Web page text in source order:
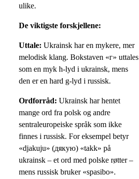
ulike.
De viktigste forskjellene:
Uttale: Ukrainsk har en mykere, mer
melodisk klang. Bokstaven «г» uttales
som en myk h-lyd i ukrainsk, mens
den er en hard g-lyd i russisk.
Ordforråd: Ukrainsk har hentet
mange ord fra polsk og andre
sentraleuropeiske språk som ikke
finnes i russisk. For eksempel betyr
«djakuju» (дякую) «takk» på
ukrainsk – et ord med polske røtter –
mens russisk bruker «spasibo».